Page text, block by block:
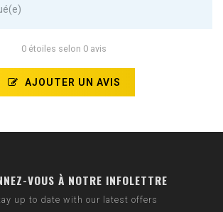
0 étoiles selon 0 avis
AJOUTER UN AVIS
VOUS À NOTRE INFOLETTRE
up to date with our latest offers